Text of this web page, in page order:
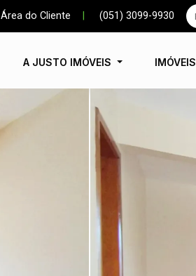
Área do Cliente (051) 3099-9930
A JUSTO IMÓVEIS IMÓVEIS